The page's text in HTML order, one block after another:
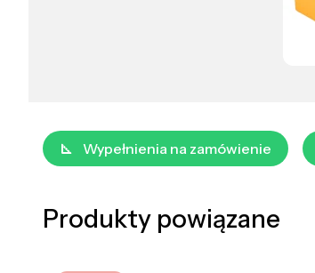
Wypełnienia na zamówienie
Produkty powiązane